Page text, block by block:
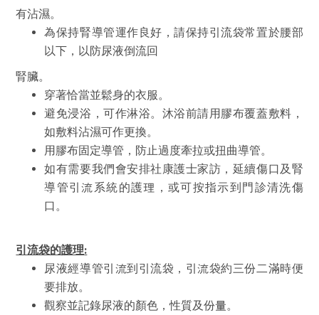
有沾濕。
為保持腎導管運作良好，請保持引流袋常置於腰部
以下，以防尿液倒流回
腎臟。
穿著恰當並鬆身的衣服。
避免浸浴，可作淋浴。沐浴前請用膠布覆蓋敷料，
如敷料沾濕可作更換。
用膠布固定導管，防止過度牽拉或扭曲導管。
如有需要我們會安排社康護士家訪，延續傷口及腎
導管引流系統的護理，或可按指示到門診清洗傷
口。
引流袋的護理:
尿液經導管引流到引流袋，引流袋約三份二滿時便
要排放。
觀察並記錄尿液的顏色，性質及份量。